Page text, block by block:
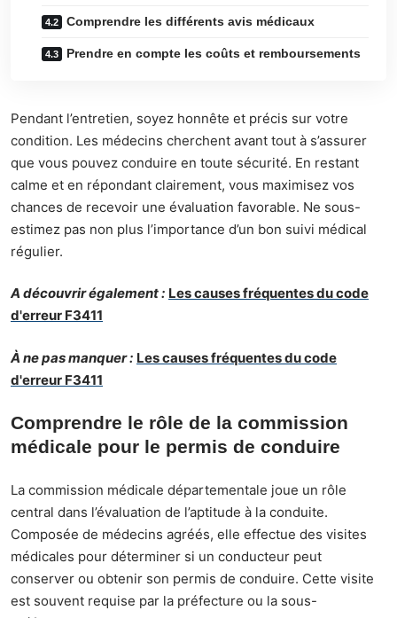
Comprendre les différents avis médicaux
Prendre en compte les coûts et remboursements
Pendant l’entretien, soyez honnête et précis sur votre
condition. Les médecins cherchent avant tout à s’assurer
que vous pouvez conduire en toute sécurité. En restant
calme et en répondant clairement, vous maximisez vos
chances de recevoir une évaluation favorable. Ne sous-
estimez pas non plus l’importance d’un bon suivi médical
régulier.
A découvrir également : Les causes fréquentes du code
d'erreur F3411
À ne pas manquer : Les causes fréquentes du code
d'erreur F3411
Comprendre le rôle de la commission
médicale pour le permis de conduire
La commission médicale départementale joue un rôle
central dans l’évaluation de l’aptitude à la conduite.
Composée de médecins agréés, elle effectue des visites
médicales pour déterminer si un conducteur peut
conserver ou obtenir son permis de conduire. Cette visite
est souvent requise par la préfecture ou la sous-